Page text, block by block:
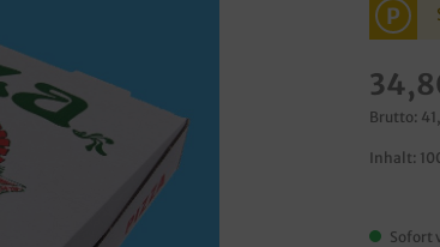
P
Brutto:
Inhalt:
Sofort